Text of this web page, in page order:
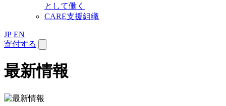
として働く
CARE支援組織
JP EN
寄付する
最新情報